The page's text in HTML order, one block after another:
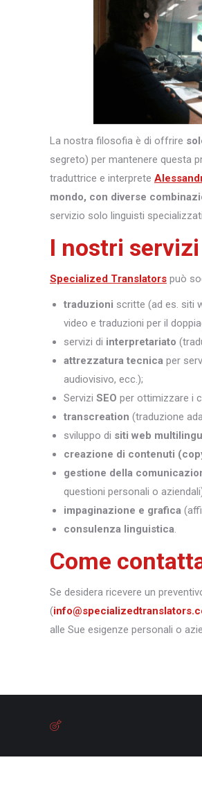
La nostra filosofia è di offrire
segreto) per mantenere questa
traduttrice e interprete
mondo, con diverse
servizio solo linguisti
I nostri servizi
Specialized Translators può
traduzioni scritte (ad es. siti
video e traduzioni per il
servizi di interpretariato
attrezzatura tecnica per
audiovisivo, ecc.);
Servizi SEO per ottimizzare i
transcreation (traduzione
sviluppo di siti web
creazione di contenuti
gestione della
questioni personali o
impaginazione e grafica
consulenza linguistica
Come
Se desidera ricevere un
(
alle Sue esigenze personali o